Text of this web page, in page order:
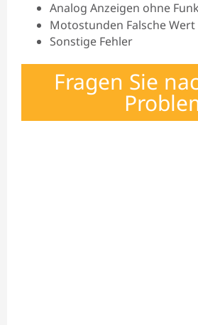
Analog Anzeigen ohne
Motostunden Falsche Wert
Sonstige Fehler
Fragen Sie